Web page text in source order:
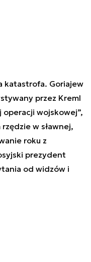
katastrofa. Goriajew
przez Kreml
wojskowej”,
w sławnej,
roku z
prezydent
od widzów i